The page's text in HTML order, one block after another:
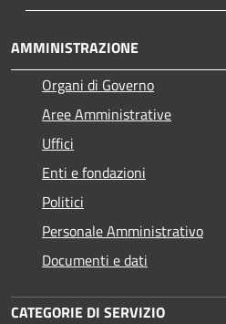
AMMINISTRAZIONE
Organi di Governo
Aree Amministrative
Uffici
Enti e fondazioni
Politici
Personale Amministrativo
Documenti e dati
CATEGORIE DI SERVIZIO